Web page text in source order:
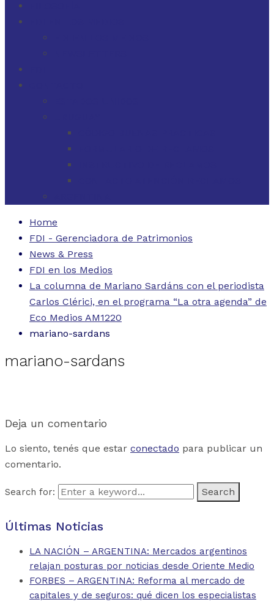
Home
FDI - Gerenciadora de Patrimonios
News & Press
FDI en los Medios
La columna de Mariano Sardáns con el periodista
Carlos Clérici, en el programa “La otra agenda” de
Eco Medios AM1220
mariano-sardans
mariano-sardans
Deja un comentario
Lo siento, tenés que estar conectado para publicar un
comentario.
Search for:
Últimas Noticias
LA NACIÓN – ARGENTINA: Mercados argentinos
relajan posturas por noticias desde Oriente Medio
FORBES – ARGENTINA: Reforma al mercado de
capitales y de seguros: qué dicen los especialistas